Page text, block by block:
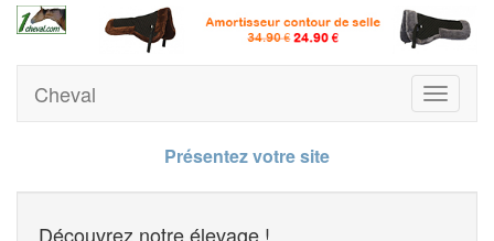
Toggle
Cheval
Présentez votre site
Découvrez notre élevage !